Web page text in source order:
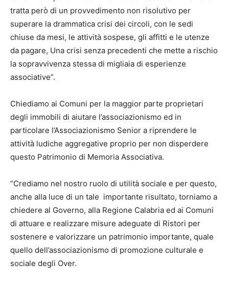
tratta però di un provvedimento non risolutivo per
superare la drammatica crisi dei circoli, con le sedi
chiuse da mesi, le attività sospese, gli affitti e le utenze
da pagare, Una crisi senza precedenti che mette a rischio
la sopravvivenza stessa di migliaia di esperienze
associative”.
Chiediamo ai Comuni per la maggior parte proprietari
degli immobili di aiutare l’associazionismo ed in
particolare l’Associazionismo Senior a riprendere le
attività ludiche aggregative proprio per non disperdere
questo Patrimonio di Memoria Associativa.
“Crediamo nel nostro ruolo di utilità sociale e per questo,
anche alla luce di un tale importante risultato, torniamo a
chiedere al Governo, alla Regione Calabria ed ai Comuni
di attuare e realizzare misure adeguate di Ristori per
sostenere e valorizzare un patrimonio importante, quale
quello dell’associazionismo di promozione culturale e
sociale degli Over.